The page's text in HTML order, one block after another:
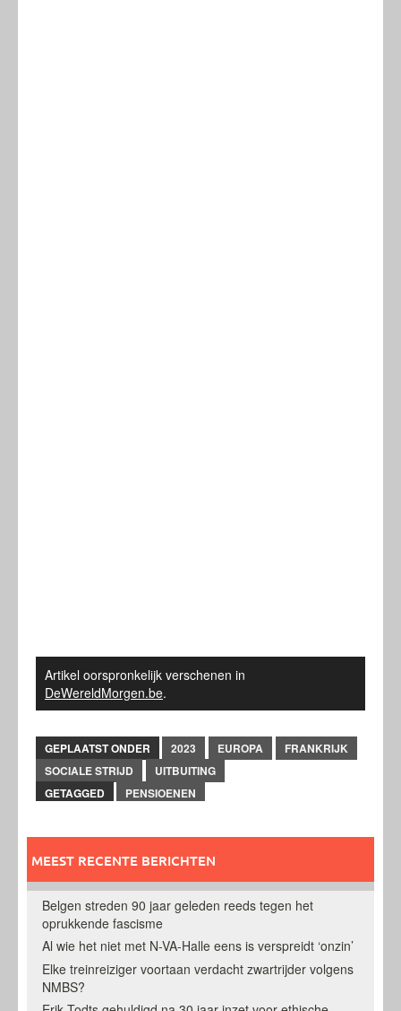
Artikel oorspronkelijk verschenen in
DeWereldMorgen.be.
GEPLAATST ONDER 2023 EUROPA
FRANKRIJK
SOCIALE STRIJD
UITBUITING
GETAGGED
PENSIOENEN
MEEST RECENTE BERICHTEN
Belgen streden 90 jaar geleden reeds tegen het
oprukkende fascisme
Al wie het niet met N-VA-Halle eens is verspreidt ‘onzin’
Elke treinreiziger voortaan verdacht zwartrijder volgens
NMBS?